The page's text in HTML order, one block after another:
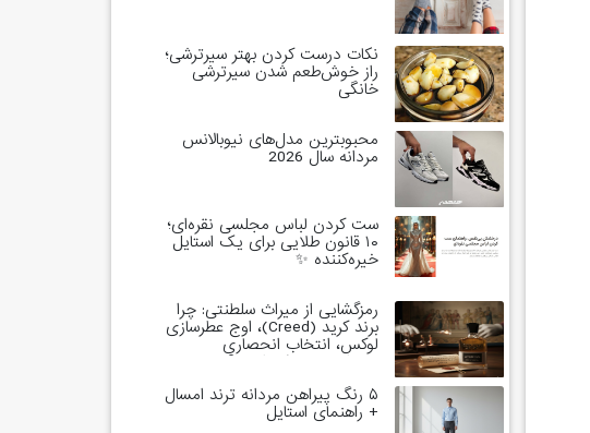
نکات درست کردن بهتر سیرترشی؛
راز خوش‌طعم شدن سیرترشی
خانگی
محبوبترین مدل‌های نیوبالانس
مردانه سال 2026
ست کردن لباس مجلسی نقره‌ای؛
۱۰ قانون طلایی برای یک استایل
خیره‌کننده ✨
رمزگشایی از میراث سلطنتی: چرا
برند کرید (Creed)، اوج عطرسازی
لوکس، انتخاب انحصاری
خاندان‌های حاکم است؟
۵ رنگ پیراهن مردانه ترند امسال
+ راهنمای استایل